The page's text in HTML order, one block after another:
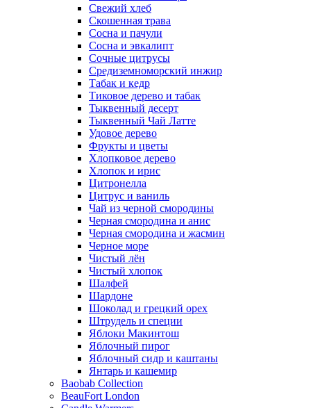
Свежий хлеб
Скошенная трава
Сосна и пачули
Сосна и эвкалипт
Сочные цитрусы
Средиземноморский инжир
Табак и кедр
Тиковое дерево и табак
Тыквенный десерт
Тыквенный Чай Латте
Удовое дерево
Фрукты и цветы
Хлопковое дерево
Хлопок и ирис
Цитронелла
Цитрус и ваниль
Чай из черной смородины
Черная смородина и анис
Черная смородина и жасмин
Черное море
Чистый лён
Чистый хлопок
Шалфей
Шардоне
Шоколад и грецкий орех
Штрудель и специи
Яблоки Макинтош
Яблочный пирог
Яблочный сидр и каштаны
Янтарь и кашемир
Baobab Collection
BeauFort London